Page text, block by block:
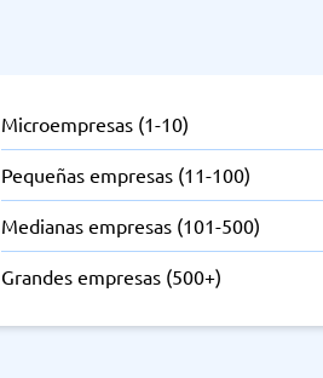
Microempresas (1-10)
Pequeñas empresas (11-100)
Medianas empresas (101-500)
Grandes empresas (500+)